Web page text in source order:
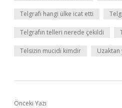
Telgrafı hangi ülke icat etti
Telgrafın telleri nerede çekildi
Telsizin mucidi kimdir
Önceki Yazı